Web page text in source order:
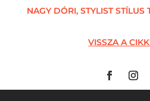
NAGY DÓRI, STYLIST STÍLUS
VISSZA A